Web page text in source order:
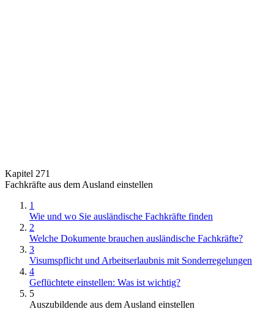
Kapitel 271
Fachkräfte aus dem Ausland einstellen
1
Wie und wo Sie ausländische Fachkräfte finden
2
Welche Dokumente brauchen ausländische Fachkräfte?
3
Visumspflicht und Arbeitserlaubnis mit Sonderregelungen
4
Geflüchtete einstellen: Was ist wichtig?
5
Auszubildende aus dem Ausland einstellen